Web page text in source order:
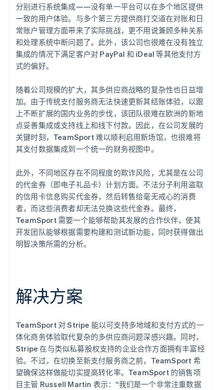
分别进行系统集成——没有单一平台可以在多个地区提供
一致的用户体验。与多个第三方提供商打交道在对账和日
常账户管理方面带来了实际挑战，更不用说兼顾多种关系
和处理系统中断问题了。此外，该公司也很难在没有独立
集成的情况下满足客户对 PayPal 和 iDeal 等其他支付方
式的偏好。
随着公司规模的扩大，其多供应商战略的复杂性也日益增
加。由于传统支付服务商无法快速更新其结账体验，以跟
上不断扩展的国内业务的步伐，该团队很难在欧洲的新地
点妥善集成或支持线上和线下付款。因此，在公司发展的
关键时刻，TeamSport 难以顺利启用新场馆，也很难将
其支付数据集成到一个统一的财务视图中。
此外，不同地区存在不同程度的欺诈风险，尤其是在公司
的代金券（即电子礼品卡）计划方面。不法分子利用盗取
的信用卡信息购买代金券，然后转售给毫无戒心的消费
者，而这些消费者却无法兑换这些代金券。最终，
TeamSport 需要一个能够帮助其发展的合作伙伴，使其
开发团队能够根据需要构建和测试新功能，同时获得做出
明智决策所需的分析。
解决方案
TeamSport 对 Stripe 能以可支持多地域和支付方式的一
体化商务体验取代复杂的多供应商问题深感兴趣。同时，
Stripe 在与类似私募股权支持的企业合作方面拥有丰富经
验。不过，在切换至新支付服务商之前，TeamSport 希
望确保这样做能切实提高转化率。TeamSport 的销售项
目主管 Russell Martin 表示：“我们是一个非常注重数据